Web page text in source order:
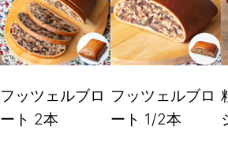
フッツェルブロ
ート 2本
フッツェルブロ
ート 1/2本